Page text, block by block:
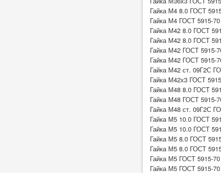
Гайка М4 8.0 ГОСТ
Гайка М4 ГОСТ 5915-
Гайка М42 8.0 ГОСТ
Гайка М42 8.0 ГОСТ
Гайка М42 ГОСТ 5915-
Гайка М42 ГОСТ 5915-
Гайка М42 ст. 09Г2С
Гайка М42х3 ГОСТ
Гайка М48 8.0 ГОСТ
Гайка М48 ГОСТ 5915-
Гайка М48 ст. 09Г2С
Гайка М5 10.0 ГОСТ
Гайка М5 10.0 ГОСТ
Гайка М5 8.0 ГОСТ
Гайка М5 8.0 ГОСТ
Гайка М5 ГОСТ 5915-70
Гайка М5 ГОСТ 5915-